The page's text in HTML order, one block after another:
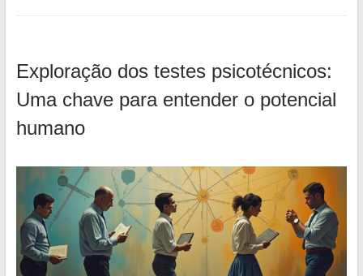
Exploração dos testes psicotécnicos:
Uma chave para entender o potencial
humano